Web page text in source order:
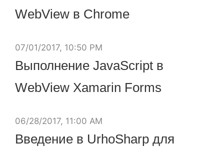
WebView в Chrome
07/01/2017, 10:50 PM
Выполнение JavaScript в
WebView Xamarin Forms
06/28/2017, 11:00 AM
Введение в UrhoSharp для